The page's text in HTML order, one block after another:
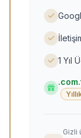
1 Yıl
Gizli